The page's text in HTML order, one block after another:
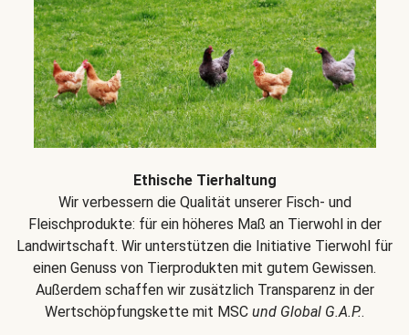
Ethische Tierhaltung
Wir verbessern die Qualität unserer Fisch- und
Fleischprodukte: für ein höheres Maß an Tierwohl in der
Landwirtschaft. Wir unterstützen die Initiative Tierwohl für
einen Genuss von Tierprodukten mit gutem Gewissen.
Außerdem schaffen wir zusätzlich Transparenz in der
Wertschöpfungskette mit MSC und Global G.A.P..